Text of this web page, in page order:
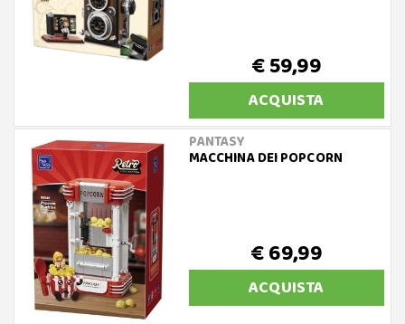
€ 59,99
ACQUISTA
PANTASY
MACCHINA DEI POPCORN
€ 69,99
ACQUISTA